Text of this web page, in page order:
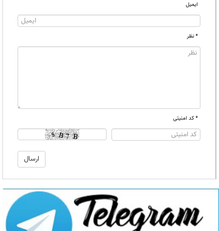
ایمیل
* نظر
* کد امنیتی